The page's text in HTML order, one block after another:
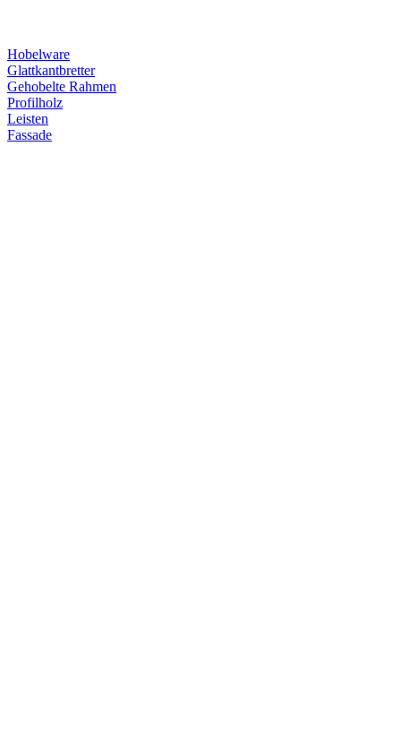
Hobelware
Glattkantbretter
Gehobelte Rahmen
Profilholz
Leisten
Fassade